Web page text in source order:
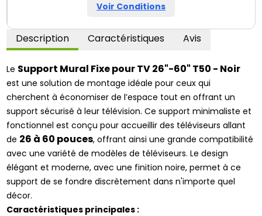
Voir Conditions
Description Caractéristiques Avis
Le Support Mural Fixe pour TV 26"-60" T50 - Noir
est une solution de montage idéale pour ceux qui
cherchent à économiser de l’espace tout en offrant un
support sécurisé à leur télévision. Ce support minimaliste et
fonctionnel est conçu pour accueillir des téléviseurs allant
de 26 à 60 pouces, offrant ainsi une grande compatibilité
avec une variété de modèles de téléviseurs. Le design
élégant et moderne, avec une finition noire, permet à ce
support de se fondre discrètement dans n'importe quel
décor.
Caractéristiques principales :